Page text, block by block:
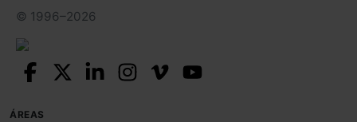
© 1996–2026
ÁREAS